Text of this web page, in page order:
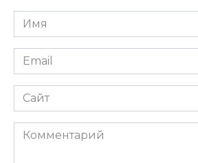
Имя
*
Email
*
Сайт
Комментарий